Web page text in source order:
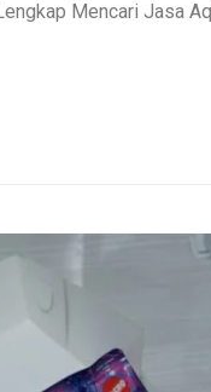
Mencari Jasa